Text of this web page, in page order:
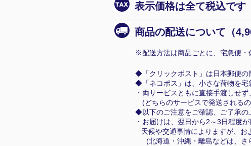
表示価格は全て税込です
商品の配送について（4
※配送方法は商品ごとに、宅急便・
◆「クリックポスト」は日本郵便の
◆「ネコポス」は、小さな荷物を宅
・両サービスともに直接手渡しせ
(どちらのサービスで発送される
◆以下のご注意をご確認、ご了承の
・お届けは、翌日から2～3日程度が
天候や交通事情によりますが、お
(北海道・沖縄・離島などは、さ